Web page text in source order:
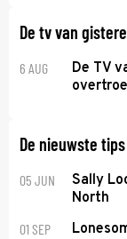
De tv van
6 AUG
De TV
De nieuwste
05 JUN
Sally
North
01 SEP